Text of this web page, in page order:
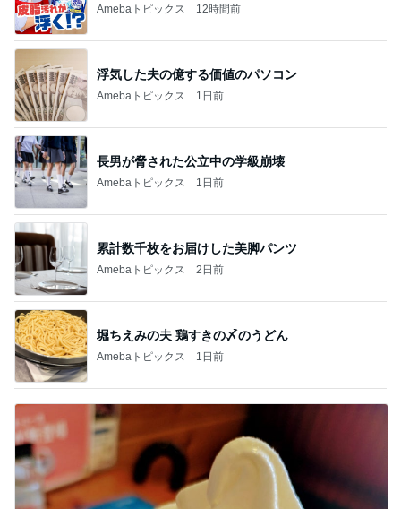
Amebaトピックス 12時間前
浮気した夫の億する価値のパソコン
Amebaトピックス 1日前
長男が脅された公立中の学級崩壊
Amebaトピックス 1日前
累計数千枚をお届けした美脚パンツ
Amebaトピックス 2日前
堀ちえみの夫 鶏すきの〆のうどん
Amebaトピックス 1日前